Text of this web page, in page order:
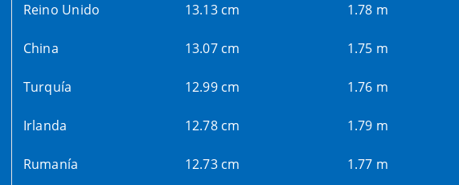
Reino Unido 13.13 cm 1.78 m
China 13.07 cm 1.75 m
Turquía 12.99 cm 1.76 m
Irlanda 12.78 cm 1.79 m
Rumanía 12.73 cm 1.77 m